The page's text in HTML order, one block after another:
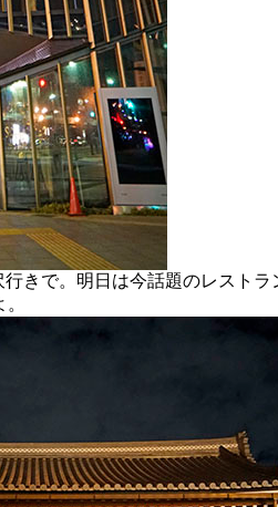
きで。明日は今話題のレストラ